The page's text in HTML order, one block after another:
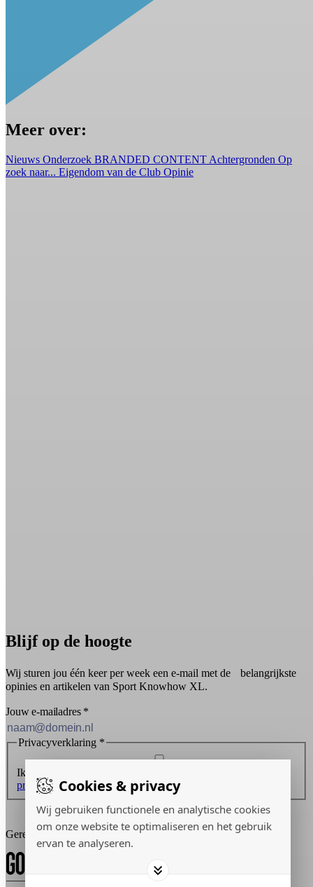
Cookies & privacy
Wij gebruiken functionele en analytische cookies
om onze website te optimaliseren en het gebruik
ervan te analyseren.
Meer over:
Nieuws Onderzoek BRANDED CONTENT Achtergronden Op
zoek naar... Eigendom van de Club Opinie
Blijf op de hoogte
Wij sturen jou één keer per week een e-mail met de belangrijkste
opinies en artikelen van Sport Knowhow XL.
Jouw e-mailadres *
Privacyverklaring *
Ik ontvang graag de nieuwsbrief en ga akkoord met de
privacyverklaring.
Inschrijven
Gerealiseerd door: